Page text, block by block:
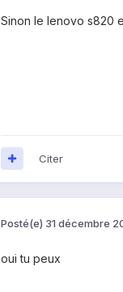
Sinon le lenovo s820
Citer
Posté(e) 31 décembre
oui tu peux